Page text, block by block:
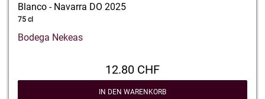
Blanco - Navarra DO 2025
75 cl
Bodega Nekeas
12.80 CHF
IN DEN WARENKORB